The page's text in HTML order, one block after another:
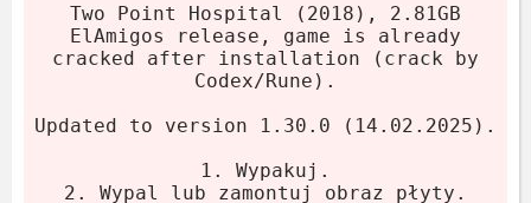
Uruchom i graj.
Wymagania systemowe
Two Point Hospital (2018), 2.81GB
ElAmigos release, game is already
cracked after installation (crack by
Codex/Rune).
Updated to version 1.30.0 (14.02.2025).
1. Wypakuj.
2. Wypal lub zamontuj obraz płyty.